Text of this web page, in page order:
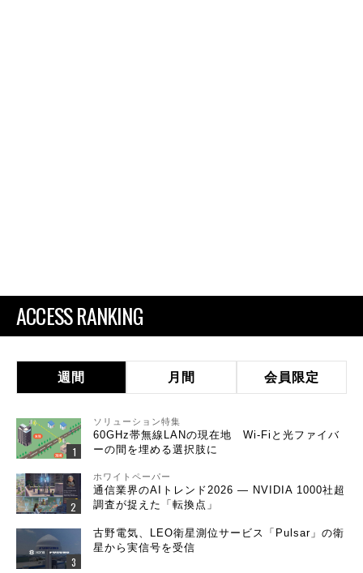
ACCESS RANKING
週間 月間 会員限定
ソリューション特集
60GHz帯無線LANの現在地 Wi-Fiと光ファイバ
ーの間を埋める選択肢に
ホワイトペーパー
通信業界のAIトレンド2026 ― NVIDIA 1000社超
調査が捉えた「転換点」
古野電気、LEO衛星測位サービス「Pulsar」の衛
星から実信号を受信